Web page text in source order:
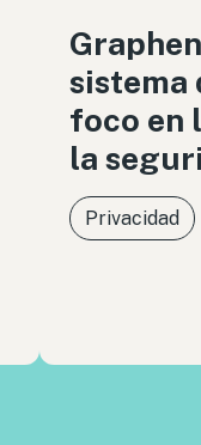
sistema
foco en
la
Privacidad